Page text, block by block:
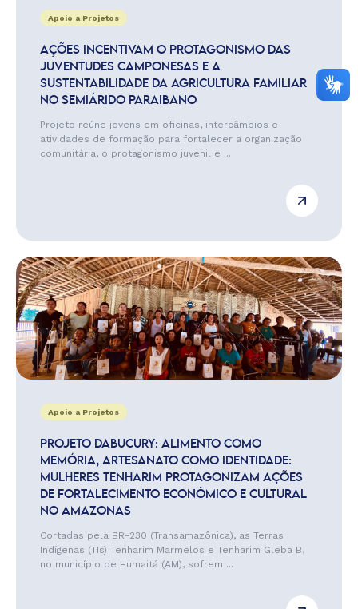
Apoio a Projetos
AÇÕES INCENTIVAM O PROTAGONISMO DAS
JUVENTUDES CAMPONESAS E A
SUSTENTABILIDADE DA AGRICULTURA FAMILIAR
NO SEMIÁRIDO PARAIBANO
Projeto reúne jovens em oficinas, intercâmbios e
atividades de formação para fortalecer a organização
comunitária, o protagonismo juvenil e ...
Apoio a Projetos
PROJETO DABUCURY: ALIMENTO COMO
MEMÓRIA, ARTESANATO COMO IDENTIDADE:
MULHERES TENHARIM PROTAGONIZAM AÇÕES
DE FORTALECIMENTO ECONÔMICO E CULTURAL
NO AMAZONAS
Cortadas pela BR-230 (Transamazônica), as Terras
Indígenas (TIs) Tenharim Marmelos e Tenharim Gleba B,
no município de Humaitá (AM), sofrem ...